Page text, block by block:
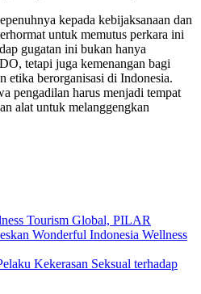
kepada kebijaksanaan dan
untuk memutus perkara ini
gugatan ini bukan hanya
tetapi juga kemenangan bagi
etika berorganisasi di Indonesia.
pengadilan harus menjadi tempat
alat untuk melanggengkan
Tourism Global, PILAR
Wonderful Indonesia Wellness
Kekerasan Seksual terhadap